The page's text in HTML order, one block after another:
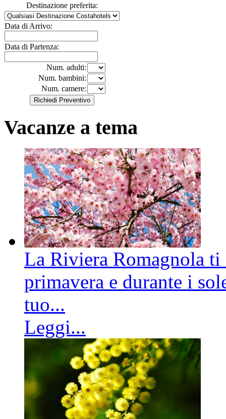
Destinazione preferita:
Data di Arrivo:
Data di Partenza:
Num. adulti:
Num. bambini:
Num. camere:
Vacanze a tema
La Riviera Romagnola
primavera e durante i
tuo...
Leggi...